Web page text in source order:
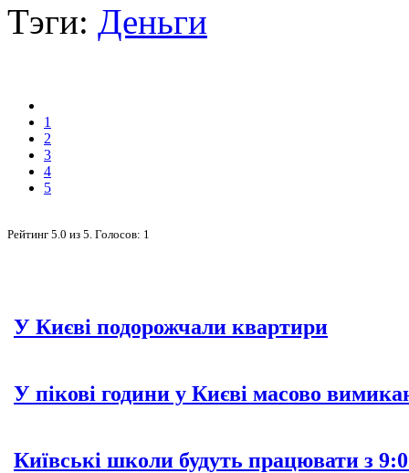
Тэги: Деньги
1
2
3
4
5
Рейтинг 5.0 из 5 . Голосов: 1
У Києві подорожчали квартири
У пікові години у Києві масово
Київські школи будуть працювати з